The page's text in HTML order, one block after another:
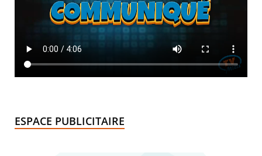
ESPACE PUBLICITAIRE